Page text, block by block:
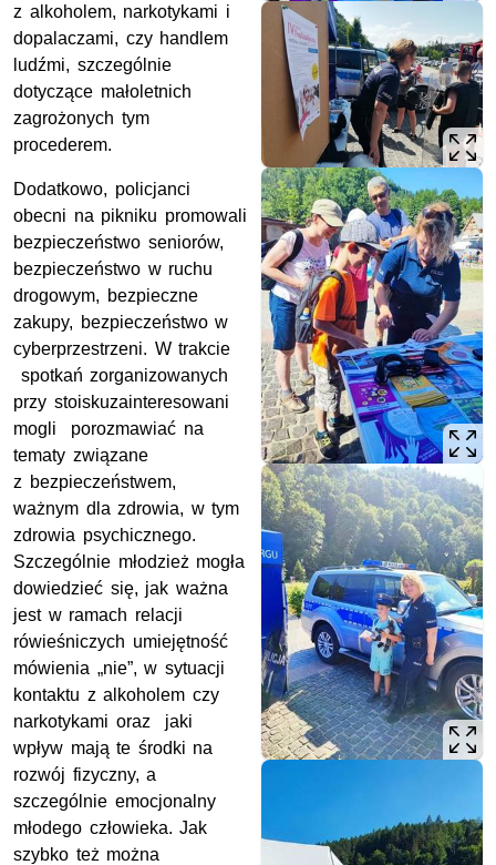
z alkoholem, narkotykami i
dopalaczami, czy handlem
ludźmi, szczególnie
dotyczące małoletnich
zagrożonych tym
procederem.
Dodatkowo, policjanci
obecni na pikniku promowali
bezpieczeństwo seniorów,
bezpieczeństwo w ruchu
drogowym, bezpieczne
zakupy, bezpieczeństwo w
cyberprzestrzeni. W trakcie
spotkań zorganizowanych
przy stoiskuzainteresowani
mogli porozmawiać na
tematy związane
z bezpieczeństwem,
ważnym dla zdrowia, w tym
zdrowia psychicznego.
Szczególnie młodzież mogła
dowiedzieć się, jak ważna
jest w ramach relacji
rówieśniczych umiejętność
mówienia „nie”, w sytuacji
kontaktu z alkoholem czy
narkotykami oraz jaki
wpływ mają te środki na
rozwój fizyczny, a
szczególnie emocjonalny
młodego człowieka. Jak
szybko też można